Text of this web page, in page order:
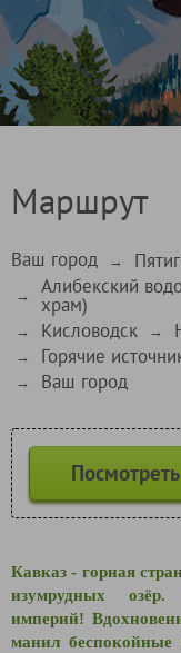
Маршрут
Ваш город →
→ Алибекский
храм)
→ Кисловодск →
→ Горячие
→ Ваш город
Кавказ - горная
изумрудных
империй!
манил беспокойные